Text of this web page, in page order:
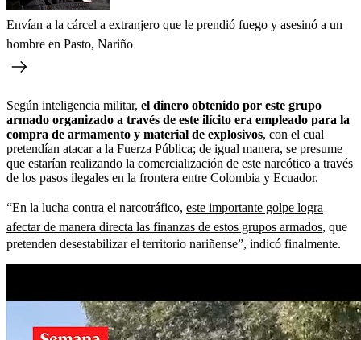
Envían a la cárcel a extranjero que le prendió fuego y asesinó a un
hombre en Pasto, Nariño
Según inteligencia militar, el dinero obtenido por este grupo
armado organizado a través de este ilícito era empleado para la
compra de armamento y material de explosivos, con el cual
pretendían atacar a la Fuerza Pública; de igual manera, se presume
que estarían realizando la comercialización de este narcótico a través
de los pasos ilegales en la frontera entre Colombia y Ecuador.
“En la lucha contra el narcotráfico, este importante golpe logra
afectar de manera directa las finanzas de estos grupos armados, que
pretenden desestabilizar el territorio nariñense”, indicó finalmente.